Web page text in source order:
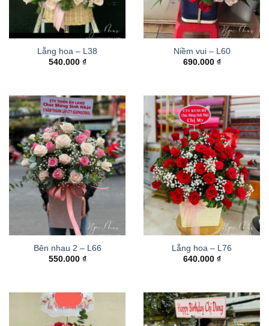
Lẵng hoa – L38
540.000 ₫
Niềm vui – L60
690.000 ₫
Bên nhau 2 – L66
550.000 ₫
Lẵng hoa – L76
640.000 ₫